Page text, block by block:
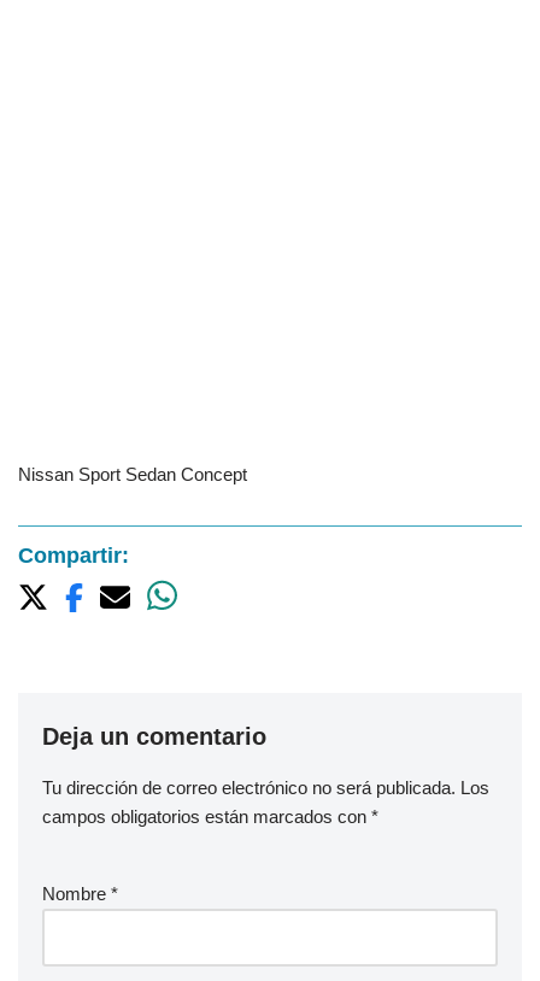
Nissan Sport Sedan Concept
Compartir:
Deja un comentario
Tu dirección de correo electrónico no será publicada. Los
campos obligatorios están marcados con *
Nombre *